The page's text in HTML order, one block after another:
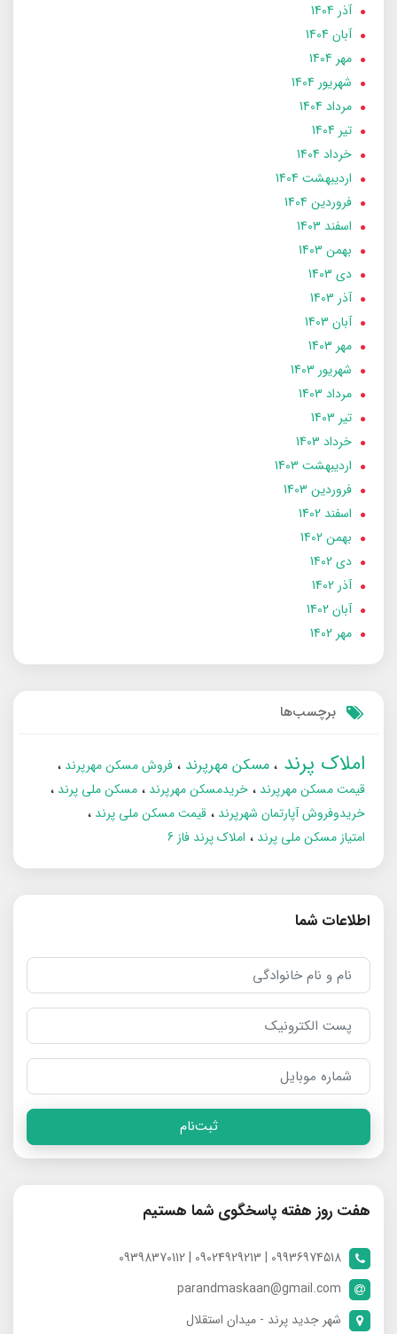
آذر 1404
آبان 1404
مهر 1404
شهریور 1404
مرداد 1404
تير 1404
خرداد 1404
ارديبهشت 1404
فروردین 1404
اسفند 1403
بهمن 1403
دی 1403
آذر 1403
آبان 1403
مهر 1403
شهریور 1403
مرداد 1403
تير 1403
خرداد 1403
ارديبهشت 1403
فروردین 1403
اسفند 1402
بهمن 1402
دی 1402
آذر 1402
آبان 1402
مهر 1402
برچسب‌ها
املاک پرند مسکن مهرپرند
فروش مسکن مهرپرند
قیمت مسکن مهرپرند
خریدمسکن مهرپرند
مسکن ملی پرند
خریدوفروش آپارتمان شهرپرند
قیمت مسکن ملی پرند
امتیاز مسکن ملی پرند
املاک پرند فاز 6
اطلاعات شما
ثبت‌نام
هفت روز هفته پاسخگوی شما هستیم
09936974518 | 09024929213 | 09398370112
parandmaskaan@gmail.com
شهر جدید پرند - میدان استقلال